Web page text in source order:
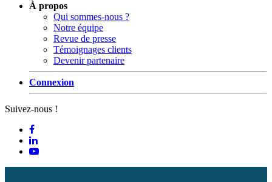
À propos
Qui sommes-nous ?
Notre équipe
Revue de presse
Témoignages clients
Devenir partenaire
Connexion
Suivez-nous !